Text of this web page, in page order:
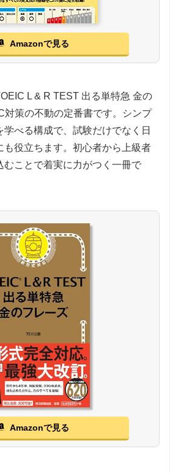
Amazonで見る
L & R TEST 出る単特急 金の
対策の不動の定番書です。シンプ
学べる構成で、試験だけでなく日
も役立ちます。初心者から上級者
むことで着実に力がつく一冊で
Amazonで見る